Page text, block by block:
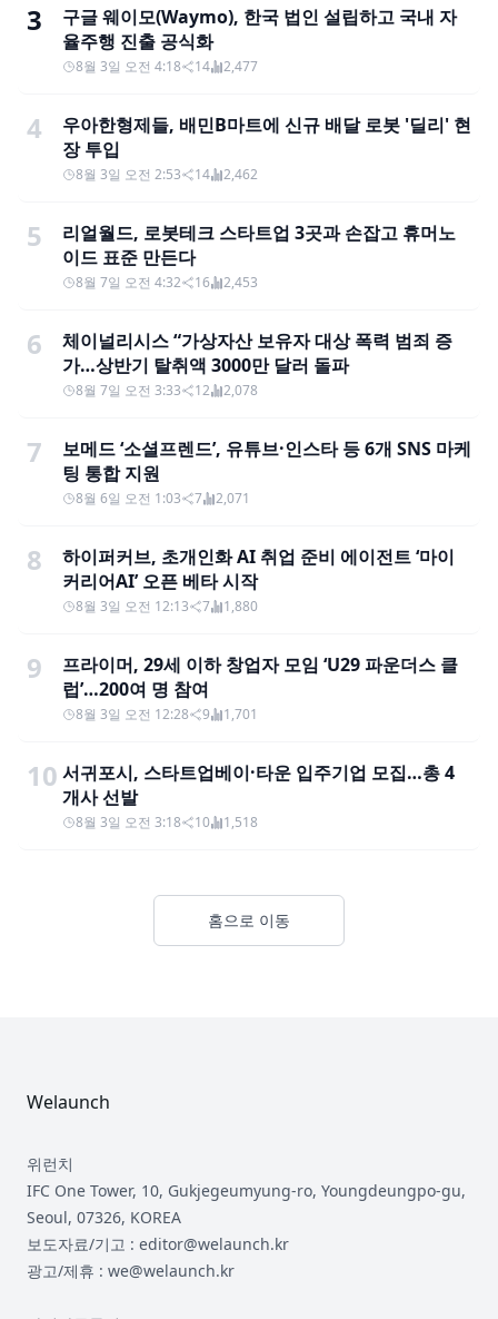
3
구글 웨이모(Waymo), 한국 법인 설립하고 국내 자
율주행 진출 공식화
8월 3일 오전 4:18 14 2,477
4
우아한형제들, 배민B마트에 신규 배달 로봇 '딜리' 현
장 투입
8월 3일 오전 2:53 14 2,462
5
리얼월드, 로봇테크 스타트업 3곳과 손잡고 휴머노
이드 표준 만든다
8월 7일 오전 4:32 16 2,453
6
체이널리시스 “가상자산 보유자 대상 폭력 범죄 증
가…상반기 탈취액 3000만 달러 돌파
8월 7일 오전 3:33 12 2,078
7
보메드 ‘소셜프렌드’, 유튜브·인스타 등 6개 SNS 마케
팅 통합 지원
8월 6일 오전 1:03 7 2,071
8
하이퍼커브, 초개인화 AI 취업 준비 에이전트 ‘마이
커리어AI’ 오픈 베타 시작
8월 3일 오전 12:13 7 1,880
9
프라이머, 29세 이하 창업자 모임 ‘U29 파운더스 클
럽’…200여 명 참여
8월 3일 오전 12:28 9 1,701
10 서귀포시, 스타트업베이·타운 입주기업 모집…총 4
개사 선발
8월 3일 오전 3:18 10 1,518
홈으로 이동
Welaunch
위런치
IFC One Tower, 10, Gukjegeumyung-ro, Youngdeungpo-gu,
Seoul, 07326, KOREA
보도자료/기고 : editor@welaunch.kr
광고/제휴 : we@welaunch.kr